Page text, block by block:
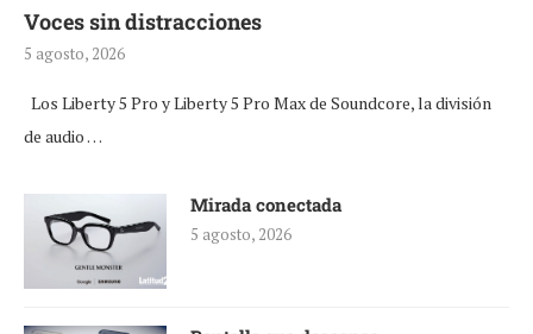
Voces sin distracciones
5 agosto, 2026
Los Liberty 5 Pro y Liberty 5 Pro Max de Soundcore, la división
de audio …
Mirada conectada
5 agosto, 2026